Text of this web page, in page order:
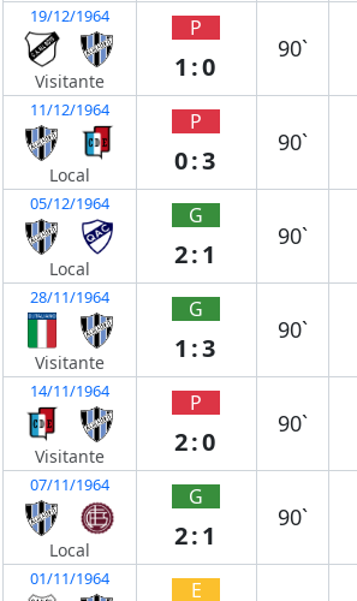
19/12/1964
Visitante
P
1:0
90`
11/12/1964
Local
P
0:3
90`
05/12/1964
Local
G
2:1
90`
28/11/1964
Visitante
G
1:3
90`
14/11/1964
Visitante
P
2:0
90`
07/11/1964
Local
G
2:1
90`
01/11/1964 E